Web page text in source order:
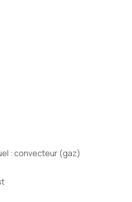
: convecteur (gaz)